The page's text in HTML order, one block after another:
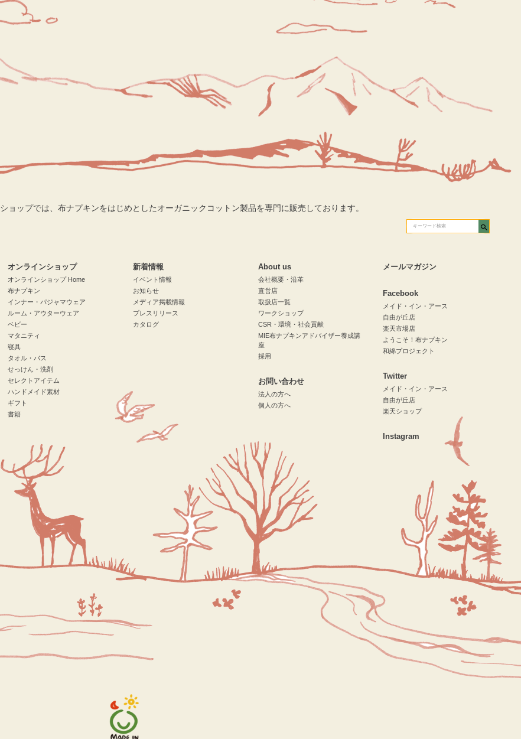
ョップでは、布ナプキンをはじめとしたオーガニックコットン製品を専門に販売しております。
オンラインショップ
オンラインショップ Home
布ナプキン
インナー・パジャマウェア
ルーム・アウターウェア
ベビー
マタニティ
寝具
タオル・バス
せっけん・洗剤
セレクトアイテム
ハンドメイド素材
ギフト
書籍
新着情報
イベント情報
お知らせ
メディア掲載情報
プレスリリース
カタログ
About us
会社概要・沿革
直営店
取扱店一覧
ワークショップ
CSR・環境・社会貢献
MIE布ナプキンアドバイザー養成講
座
採用
お問い合わせ
法人の方へ
個人の方へ
メールマガジン
Facebook
メイド・イン・アース
自由が丘店
楽天市場店
ようこそ！布ナプキン
和綿プロジェクト
Twitter
メイド・イン・アース
自由が丘店
楽天ショップ
Instagram